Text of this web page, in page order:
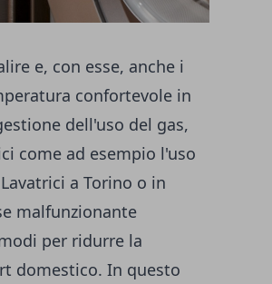
e, con esse, anche i
confortevole in
dell'uso del gas,
come ad esempio l'uso
a Torino o in
malfunzionante
per ridurre la
domestico. In questo